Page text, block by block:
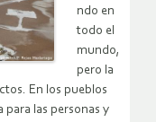
ndo en
todo el
mundo,
pero la
En los pueblos
para las personas y